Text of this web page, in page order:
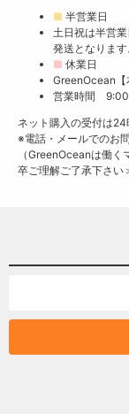
■ 半営業日
土日祝は半営
発送となります
■ 休業日
GreenOcean【
営業時間 9:00
ネット購入の受付は24
※電話・メールでのお
（GreenOceanは働
卒ご理解ご了承下さい